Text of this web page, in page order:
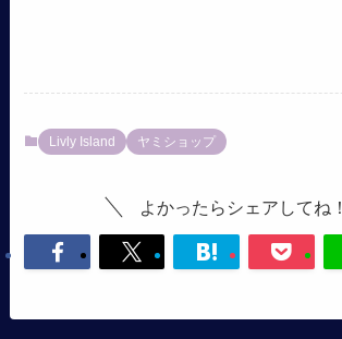
Livly Island ヤミショップ
よかったらシェアしてね！